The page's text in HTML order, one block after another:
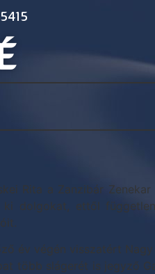
Rita a Zanzibár
ki dolgokat, ettől
év végén visszatért
több slágerét is jegyző